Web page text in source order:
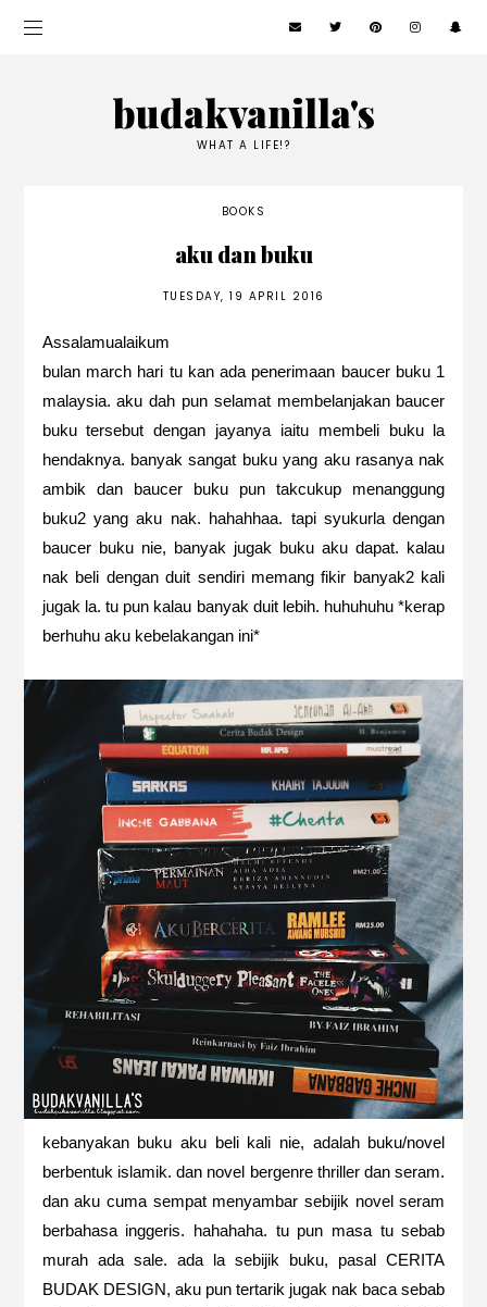
budakvanilla's
WHAT A LIFE!?
BOOKS
aku dan buku
TUESDAY, 19 APRIL 2016
Assalamualaikum
bulan march hari tu kan ada penerimaan baucer buku 1
malaysia. aku dah pun selamat membelanjakan baucer
buku tersebut dengan jayanya iaitu membeli buku la
hendaknya. banyak sangat buku yang aku rasanya nak
ambik dan baucer buku pun takcukup menanggung
buku2 yang aku nak. hahahhaa. tapi syukurla dengan
baucer buku nie, banyak jugak buku aku dapat. kalau
nak beli dengan duit sendiri memang fikir banyak2 kali
jugak la. tu pun kalau banyak duit lebih. huhuhuhu *kerap
berhuhu aku kebelakangan ini*
kebanyakan buku aku beli kali nie, adalah buku/novel
berbentuk islamik. dan novel bergenre thriller dan seram.
dan aku cuma sempat menyambar sebijik novel seram
berbahasa inggeris. hahahaha. tu pun masa tu sebab
murah ada sale. ada la sebijik buku, pasal CERITA
BUDAK DESIGN, aku pun tertarik jugak nak baca sebab